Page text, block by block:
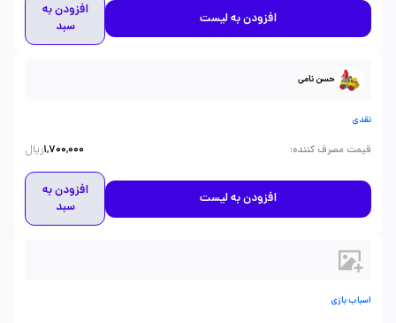
افزودن به لیست
افزودن به
سبد
حسن نامی
نقدی
قیمت مصرف کننده:
1,700,000ریال
افزودن به لیست
افزودن به
سبد
اسباب بازی